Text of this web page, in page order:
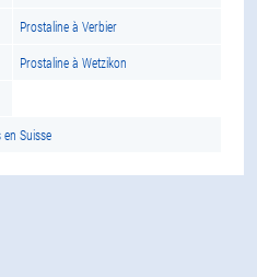
Prostaline à Verbier
Prostaline à Wetzikon
en Suisse